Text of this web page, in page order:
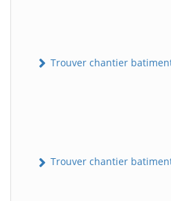
Trouver chantier
Trouver chantier